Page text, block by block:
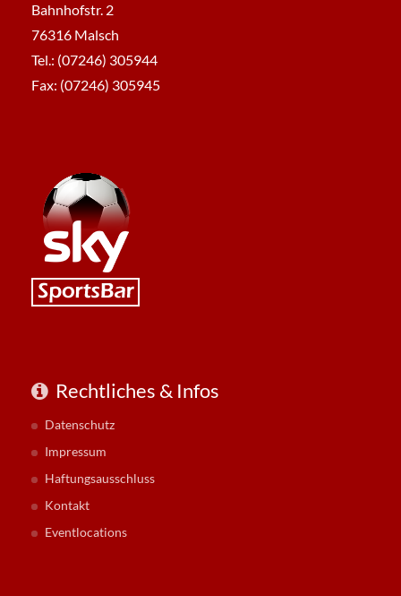
Bahnhofstr. 2
76316 Malsch
Tel.: (07246) 305944
Fax: (07246) 305945
Rechtliches & Infos
Datenschutz
Impressum
Haftungsausschluss
Kontakt
Eventlocations